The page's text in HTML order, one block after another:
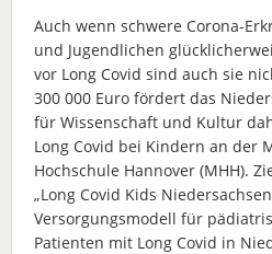
Auch wenn schwere Corona-
und Jugendlichen
vor Long Covid sind auch sie
300 000 Euro fördert das
für Wissenschaft und Kultur
Long Covid bei Kindern an der
Hochschule Hannover (MHH).
„Long Covid Kids
Versorgungsmodell für
Patienten mit Long Covid in